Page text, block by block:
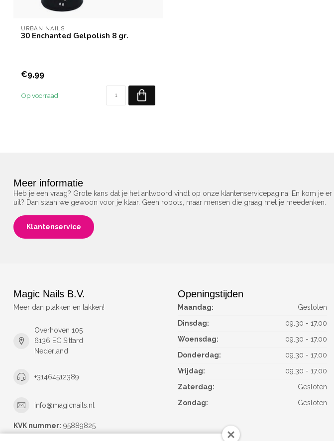
URBAN NAILS
30 Enchanted Gelpolish 8 gr.
€9,99
Op voorraad
Meer informatie
Heb je een vraag? Grote kans dat je het antwoord vindt op onze klantenservicepagina. En kom je er
uit? Dan staan we gewoon voor je klaar. Geen robots, maar mensen die graag met je meedenken.
Klantenservice
Magic Nails B.V.
Meer dan plakken en lakken!
Overhoven 105
6136 EC Sittard
Nederland
+31464512389
info@magicnails.nl
KVK nummer: 95889825
Openingstijden
Maandag:
Gesloten
Dinsdag:
09.30 - 17.00
Woensdag:
09.30 - 17.00
Donderdag:
09.30 - 17.00
Vrijdag:
09.30 - 17.00
Zaterdag:
Gesloten
Zondag:
Gesloten